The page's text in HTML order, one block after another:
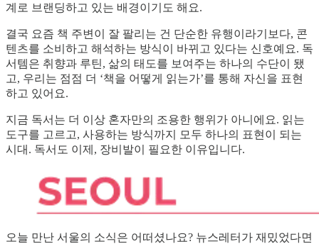
계로 브랜딩하고 있는 배경이기도 해요.
결국 요즘 책 주변이 잘 팔리는 건 단순한 유행이라기보다, 콘
텐츠를 소비하고 해석하는 방식이 바뀌고 있다는 신호예요. 독
서템은 취향과 루틴, 삶의 태도를 보여주는 하나의 수단이 됐
고, 우리는 점점 더 ‘책을 어떻게 읽는가’를 통해 자신을 표현
하고 있어요.
지금 독서는 더 이상 혼자만의 조용한 행위가 아니에요. 읽는
도구를 고르고, 사용하는 방식까지 모두 하나의 표현이 되는
시대. 독서도 이제, 장비발이 필요한 이유입니다.
오늘 만난 서울의 소식은 어떠셨나요? 뉴스레터가 재밌었다면